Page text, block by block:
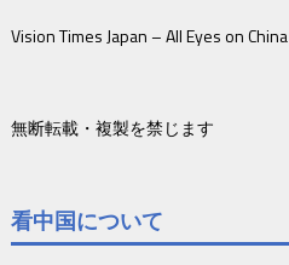
Vision Times Japan – All Eyes on China
無断転載・複製を禁じます
看中国について